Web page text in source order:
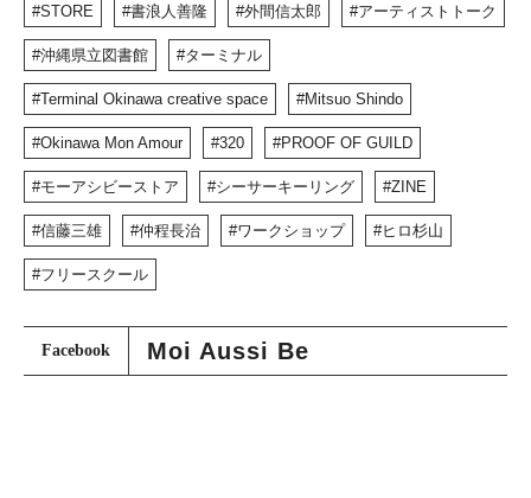
STORE 書浪人善隆 外間信太郎 アーティストトーク
沖縄県立図書館 ターミナル
Terminal Okinawa creative space Mitsuo Shindo
Okinawa Mon Amour 320 PROOF OF GUILD
モーアシビーストア シーサーキーリング ZINE
信藤三雄 仲程長治 ワークショップ ヒロ杉山
フリースクール
Moi Aussi Be
Facebook